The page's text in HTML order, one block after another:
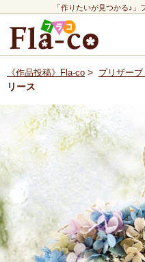
「作りたいが見つかる♪
《作品投稿》Fla-co > プリザー
リース